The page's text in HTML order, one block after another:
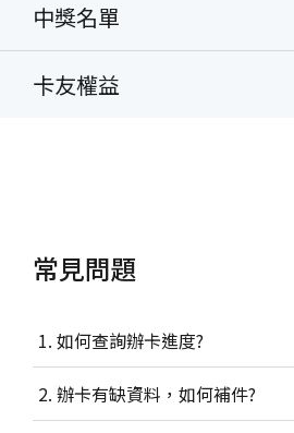
中獎名單
卡友權益
常見問題
如何查詢辦卡進度?
辦卡有缺資料，如何補件?